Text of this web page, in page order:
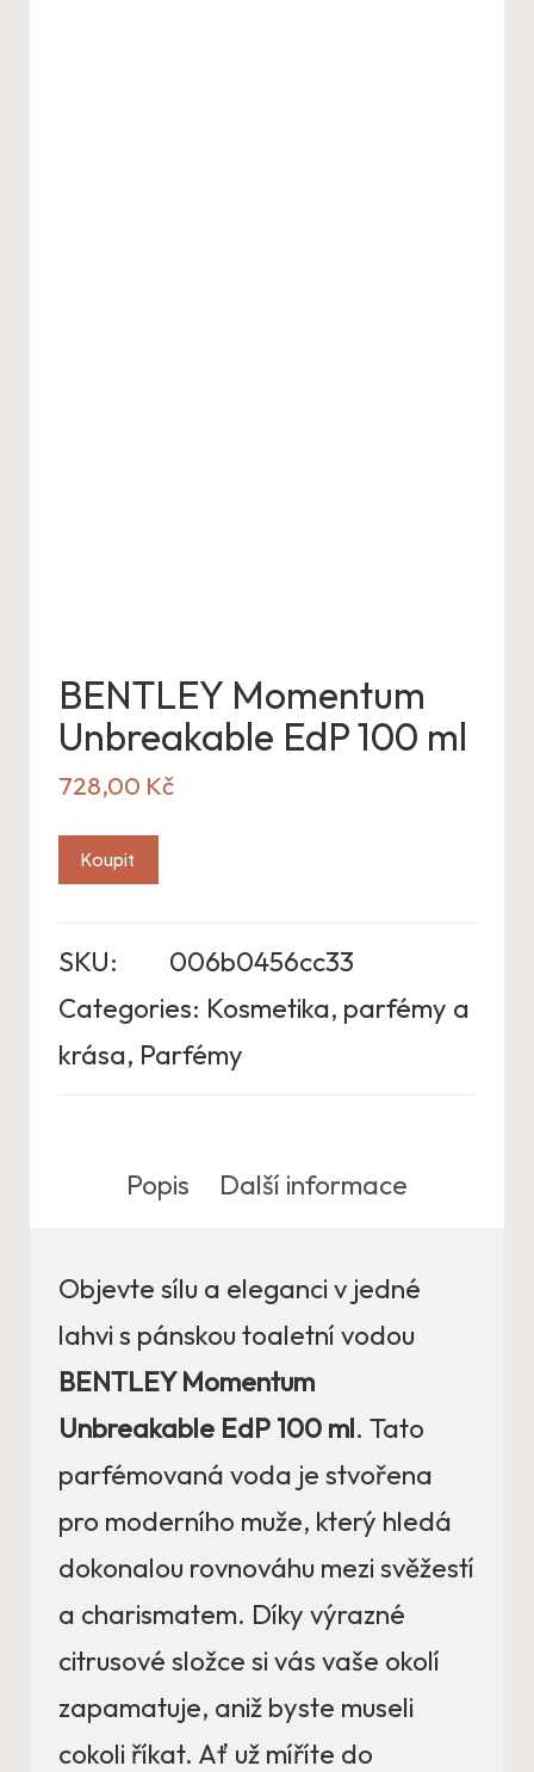
BENTLEY Momentum
Unbreakable EdP 100 ml
728,00 Kč
Koupit
SKU:
006b0456cc33
Categories: Kosmetika, parfémy a
krása, Parfémy
Popis Další informace
Objevte sílu a eleganci v jedné
lahvi s pánskou toaletní vodou
BENTLEY Momentum
Unbreakable EdP 100 ml. Tato
parfémovaná voda je stvořena
pro moderního muže, který hledá
dokonalou rovnováhu mezi svěžestí
a charismatem. Díky výrazné
citrusové složce si vás vaše okolí
zapamatuje, aniž byste museli
cokoli říkat. Ať už míříte do